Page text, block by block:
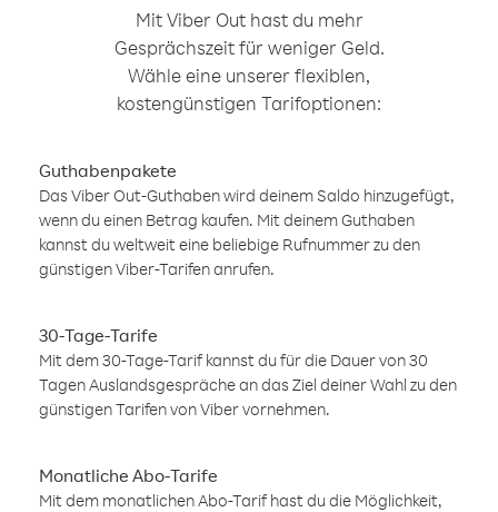
Mit Viber Out hast du mehr
Gesprächszeit für weniger Geld.
Wähle eine unserer flexiblen,
kostengünstigen Tarifoptionen:
Guthabenpakete
Das Viber Out-Guthaben wird deinem Saldo hinzugefügt,
wenn du einen Betrag kaufen. Mit deinem Guthaben
kannst du weltweit eine beliebige Rufnummer zu den
günstigen Viber-Tarifen anrufen.
30-Tage-Tarife
Mit dem 30-Tage-Tarif kannst du für die Dauer von 30
Tagen Auslandsgespräche an das Ziel deiner Wahl zu den
günstigen Tarifen von Viber vornehmen.
Monatliche Abo-Tarife
Mit dem monatlichen Abo-Tarif hast du die Möglichkeit,